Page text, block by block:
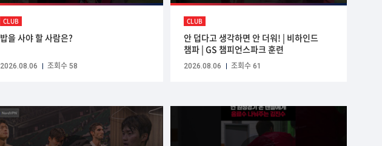
CLUB
밥을 사야 할 사람은?
2026.08.06 조회수 58
CLUB
안 덥다고 생각하면 안 더워! | 비하인드
챔파 | GS 챔피언스파크 훈련
2026.08.06 조회수 61